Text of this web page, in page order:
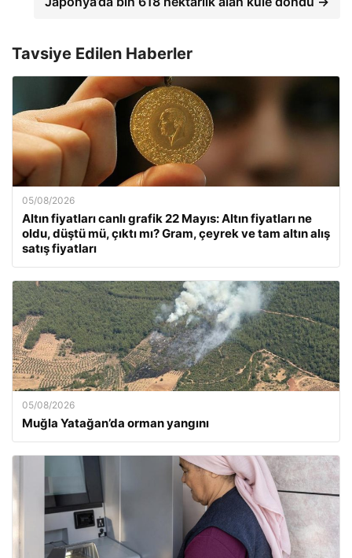
Tavsiye Edilen Haberler
05/08/2026
Altın fiyatları canlı grafik 22 Mayıs: Altın fiyatları ne
oldu, düştü mü, çıktı mı? Gram, çeyrek ve tam altın alış
satış fiyatları
05/08/2026
Muğla Yatağan’da orman yangını